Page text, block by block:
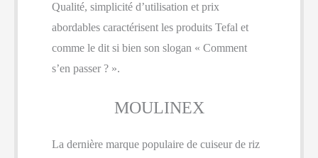
Qualité, simplicité d’utilisation et prix
abordables caractérisent les produits Tefal et
comme le dit si bien son slogan « Comment
s’en passer ? ».
MOULINEX
La dernière marque populaire de cuiseur de riz